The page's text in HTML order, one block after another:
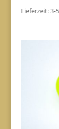
Lieferzeit:3-